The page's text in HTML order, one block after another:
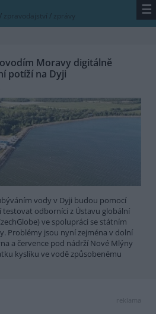
/ zpravodajství / zprávy ☰
Moravy digitálně
potíží na Dyji
vody v Dyji budou pomocí
odborníci z Ústavu globální
ve spolupráci se státním
Problémy jsou nyní zejména v dolní
a července pod nádrží Nové Mlýny
kyslíku ve vodě způsobenému
reklama